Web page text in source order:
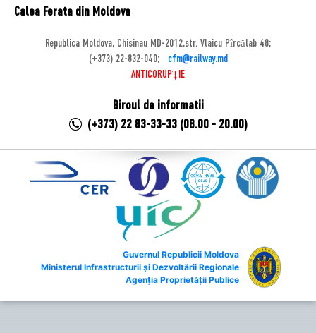
Calea Ferata din Moldova
Republica Moldova, Chisinau MD-2012,str. Vlaicu Pîrcălab 48;
(+373) 22-832-040;
cfm@railway.md
ANTICORUPȚIE
Biroul de informatii
(+373) 22 83-33-33 (08.00 - 20.00)
Guvernul Republicii Moldova
Ministerul Infrastructurii și Dezvoltării Regionale
Agenția Proprietății Publice